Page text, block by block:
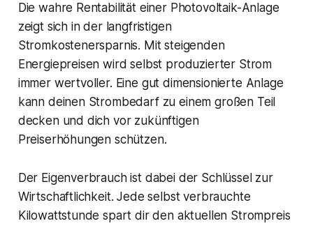
Die wahre Rentabilität einer Photovoltaik-Anlage
zeigt sich in der langfristigen
Stromkostenersparnis. Mit steigenden
Energiepreisen wird selbst produzierter Strom
immer wertvoller. Eine gut dimensionierte Anlage
kann deinen Strombedarf zu einem großen Teil
decken und dich vor zukünftigen
Preiserhöhungen schützen.
Der Eigenverbrauch ist dabei der Schlüssel zur
Wirtschaftlichkeit. Jede selbst verbrauchte
Kilowattstunde spart dir den aktuellen Strompreis